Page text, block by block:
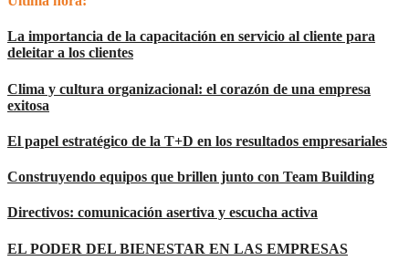
La importancia de la capacitación en servicio al cliente para
deleitar a los clientes
Clima y cultura organizacional: el corazón de una empresa
exitosa
El papel estratégico de la T+D en los resultados empresariales
Construyendo equipos que brillen junto con Team Building
Directivos: comunicación asertiva y escucha activa
EL PODER DEL BIENESTAR EN LAS EMPRESAS